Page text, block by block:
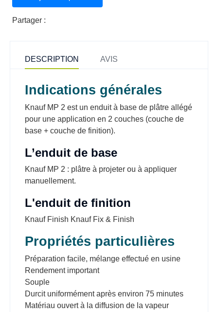
Partager :
DESCRIPTION AVIS
Indications générales
Knauf MP 2 est un enduit à base de plâtre allégé
pour une application en 2 couches (couche de
base + couche de finition).
L’enduit de base
Knauf MP 2 : plâtre à projeter ou à appliquer
manuellement.
L'enduit de finition
Knauf Finish Knauf Fix & Finish
Propriétés particulières
Préparation facile, mélange effectué en usine
Rendement important
Souple
Durcit uniformément après environ 75 minutes
Matériau ouvert à la diffusion de la vapeur